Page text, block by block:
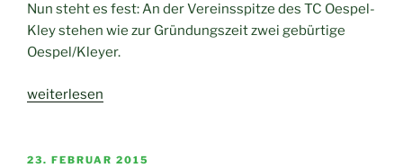
Nun steht es fest: An der Vereinsspitze des TC Oespel-
Kley stehen wie zur Gründungszeit zwei gebürtige
Oespel/Kleyer.
„neuer
weiterlesen
VERÖFFENTLICHT
23. FEBRUAR 2015